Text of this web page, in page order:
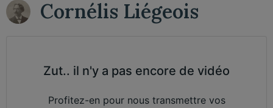
Cornélis Liégeois
Zut.. il n'y a pas encore de vidéo
Profitez-en pour nous transmettre vos